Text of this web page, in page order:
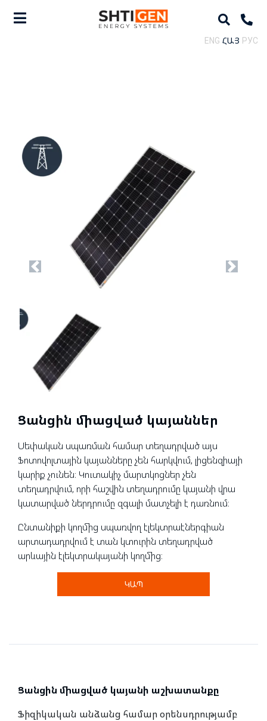
ENG ՀԱՅ РУС
Previous Next
Ցանցին միացված կայաններ
Սեփական սպառման համար տեղադրված այս
Ֆոտովոլտային կայանները չեն հարկվում, լիցենզիայի
կարիք չունեն։ Կուտակիչ մարտկոցներ չեն
տեղադրվում, որի հաշվին տեղադրումը կայանի վրա
կատարված ներդրումը զգալի մատչելի է դառնում։
Ընտանիքի կողմից սպառվող էլեկտրաէներգիան
արտադադրվում է տան կտուրին տեղադրված
արևային էլեկտրակայանի կողմից։
ԿԱՊ
Ցանցին միացված կայանի աշխատանքը
Ֆիզիկական անձանց համար օրենսդրությամբ